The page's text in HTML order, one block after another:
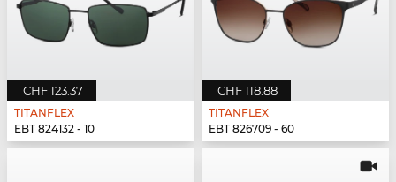
CHF 123.37
TITANFLEX
EBT 824132 - 10
CHF 118.88
TITANFLEX
EBT 826709 - 60